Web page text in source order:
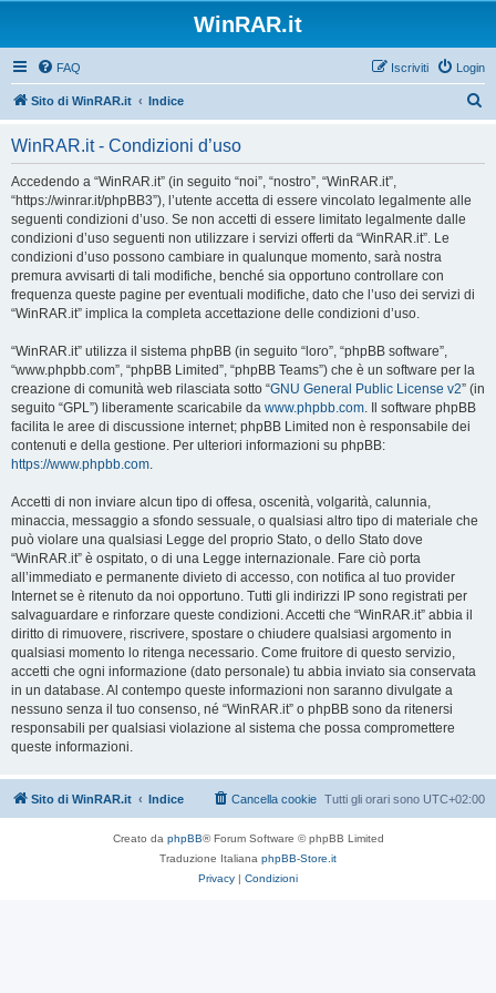
WinRAR.it
FAQ Login
Iscriviti
Sito di WinRAR.it Indice
WinRAR.it - Condizioni d’uso
Accedendo a “WinRAR.it” (in seguito “noi”, “nostro”, “WinRAR.it”,
“https://winrar.it/phpBB3”), l’utente accetta di essere vincolato legalmente alle
seguenti condizioni d’uso. Se non accetti di essere limitato legalmente dalle
condizioni d’uso seguenti non utilizzare i servizi offerti da “WinRAR.it”. Le
condizioni d’uso possono cambiare in qualunque momento, sarà nostra
premura avvisarti di tali modifiche, benché sia opportuno controllare con
frequenza queste pagine per eventuali modifiche, dato che l’uso dei servizi di
“WinRAR.it” implica la completa accettazione delle condizioni d’uso.
“WinRAR.it” utilizza il sistema phpBB (in seguito “loro”, “phpBB software”,
“www.phpbb.com”, “phpBB Limited”, “phpBB Teams”) che è un software per la
creazione di comunità web rilasciata sotto “GNU General Public License v2” (in
seguito “GPL”) liberamente scaricabile da www.phpbb.com. Il software phpBB
facilita le aree di discussione internet; phpBB Limited non è responsabile dei
contenuti e della gestione. Per ulteriori informazioni su phpBB:
https://www.phpbb.com.
Accetti di non inviare alcun tipo di offesa, oscenità, volgarità, calunnia,
minaccia, messaggio a sfondo sessuale, o qualsiasi altro tipo di materiale che
può violare una qualsiasi Legge del proprio Stato, o dello Stato dove
“WinRAR.it” è ospitato, o di una Legge internazionale. Fare ciò porta
all’immediato e permanente divieto di accesso, con notifica al tuo provider
Internet se è ritenuto da noi opportuno. Tutti gli indirizzi IP sono registrati per
salvaguardare e rinforzare queste condizioni. Accetti che “WinRAR.it” abbia il
diritto di rimuovere, riscrivere, spostare o chiudere qualsiasi argomento in
qualsiasi momento lo ritenga necessario. Come fruitore di questo servizio,
accetti che ogni informazione (dato personale) tu abbia inviato sia conservata
in un database. Al contempo queste informazioni non saranno divulgate a
nessuno senza il tuo consenso, né “WinRAR.it” o phpBB sono da ritenersi
responsabili per qualsiasi violazione al sistema che possa compromettere
queste informazioni.
Sito di WinRAR.it Indice Tutti gli orari sono UTC+02:00
Cancella cookie
Creato da phpBB® Forum Software © phpBB Limited
Traduzione Italiana phpBB-Store.it
Privacy | Condizioni